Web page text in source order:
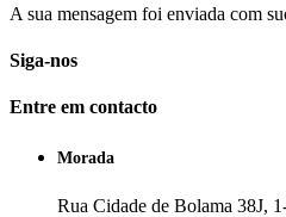
A sua mensagem foi enviada com
Siga-nos
Entre em contacto
Morada
Rua Cidade de Bolama 38J,